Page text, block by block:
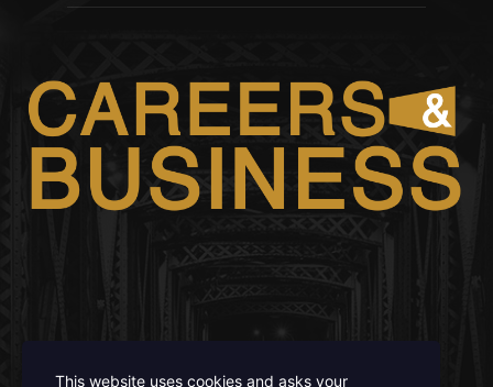
This website uses cookies and asks your